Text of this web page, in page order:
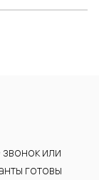
или
готовы